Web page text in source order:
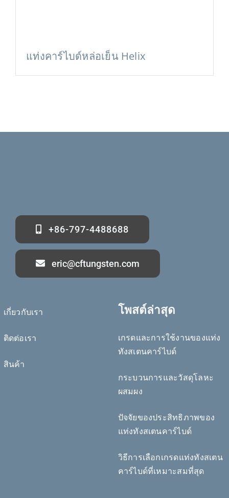
แท่งคาร์ไบด์หล่อเย็น Helix
+86-797-4488688
eric@cftungsten.com
เกี่ยวกับเรา
ติดต่อเรา
สินค้า
โพสต์ล่าสุด
เกรดและการใช้งานของแท่ง
ทังสเตนคาร์ไบด์
กระบวนการและวัสดุโลหะ
ผสมผง
ปัจจัยของประสิทธิภาพของ
แท่งทังสเตนคาร์ไบด์
วิธีการเลือกเกรดแท่งทังสเตน
คาร์ไบด์ที่เหมาะสมที่สุด
Bahasa Indonesia
Español de México
Čeština
Português do Brasil